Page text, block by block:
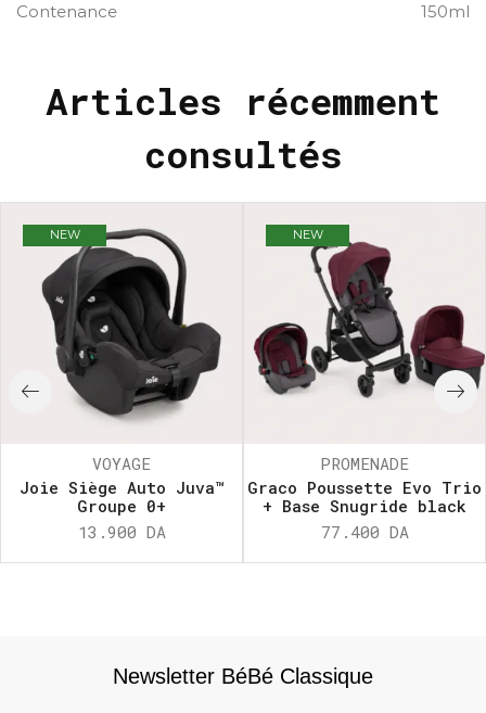
Contenance 150ml
Articles récemment
consultés
NEW
VOYAGE
Joie Siège Auto Juva™
Groupe 0+
13.900 DA
NEW
PROMENADE
Graco Poussette Evo Trio
+ Base Snugride black
77.400 DA
Newsletter BéBé Classique